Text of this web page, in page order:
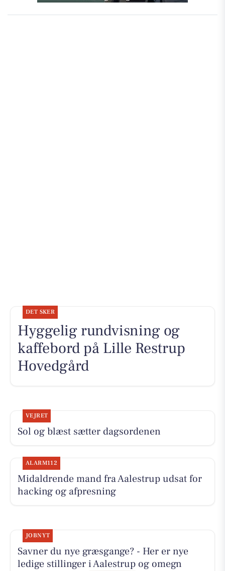
DET SKER
Hyggelig rundvisning og
kaffebord på Lille Restrup
Hovedgård
VEJRET
Sol og blæst sætter dagsordenen
ALARM112
Midaldrende mand fra Aalestrup udsat for
hacking og afpresning
JOBNYT
Savner du nye græsgange? - Her er nye
ledige stillinger i Aalestrup og omegn